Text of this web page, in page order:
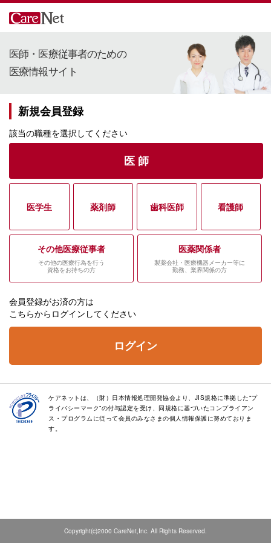
医師・医療従事者のための
医療情報サイト
新規会員登録
該当の職種を選択してください
医 師
医学生 薬剤師 歯科医師 看護師
その他医療従事者
その他の医療行為を行う
資格をお持ちの方
医薬関係者
製薬会社・医療機器メーカー等に
勤務、業界関係の方
会員登録がお済の方は
こちらからログインしてください
ログイン
ケアネットは、（財）日本情報処理開発協会より、JIS規格に準拠した“プ
ライバシーマーク”の付与認定を受け、同規格に基づいたコンプライアン
ス・プログラムに従って会員のみなさまの個人情報保護に努めておりま
す。
Copyright(c)2000 CareNet,Inc. All Rights Reserved.